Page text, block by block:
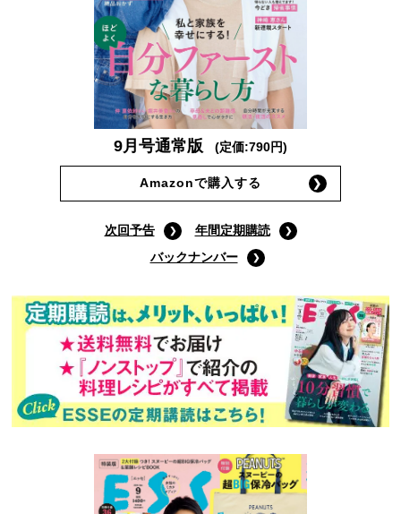
9月号通常版 (定価:790円)
Amazonで購入する
次回予告
年間定期購読
バックナンバー